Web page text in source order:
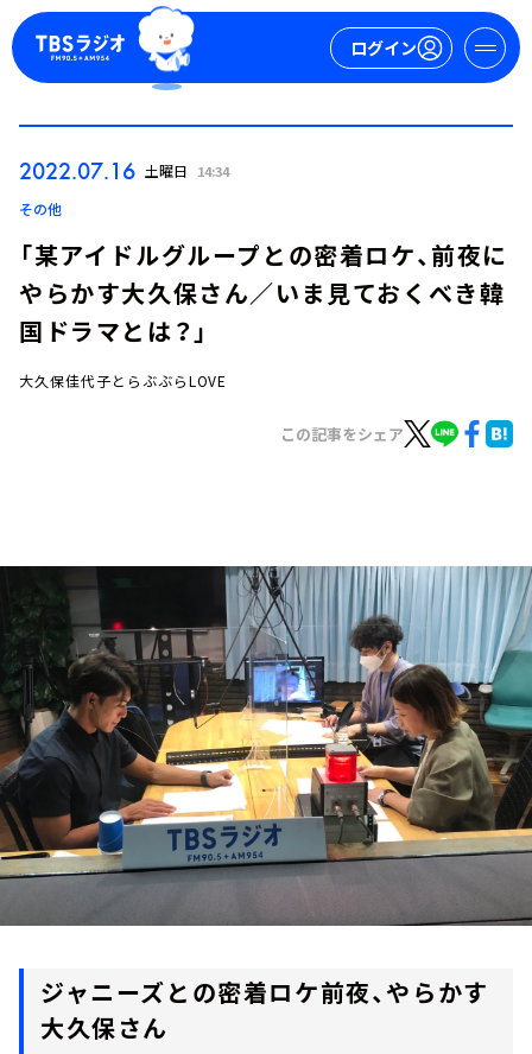
ログイン
イベント・グッズ
YouTube
会社情報
2022.07.16 土曜日 14:34
その他
「某アイドルグループとの密着ロケ、前夜に
やらかす大久保さん／いま見ておくべき韓
国ドラマとは？」
大久保佳代子とらぶぶらLOVE
この記事をシェア
ジャニーズとの密着ロケ前夜、やらかす
大久保さん